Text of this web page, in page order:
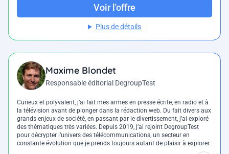
Voir l'offre
Plus de détails
Maxime Blondet
Responsable éditorial DegroupTest
Curieux et polyvalent, j’ai fait mes armes en presse écrite, en radio et à
la télévision avant de plonger dans la rédaction web. Du fait divers aux
grands enjeux de société, en passant par le divertissement, j’ai exploré
des thématiques très variées. Depuis 2019, j’ai rejoint DegroupTest
pour décrypter l’univers des télécommunications, un secteur en
constante évolution que je prends toujours autant de plaisir à explorer.